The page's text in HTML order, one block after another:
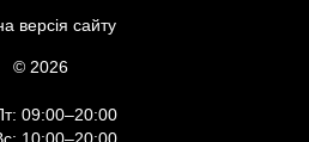
версія сайту
© 2026
09:00–20:00